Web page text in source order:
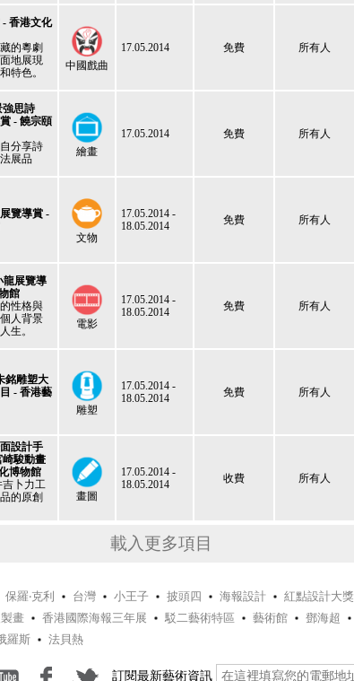
香港文化
的粵劇
地展現
特色。
中國戲曲
17.05.2014 免費 所有人
思詩
- 饒宗頤
分享詩
展品
繪畫
17.05.2014 免費 所有人
覽導賞 -
文物
17.05.2014 -
18.05.2014
免費 所有人
龍展覽導
館
性格與
人背景
生。
電影
17.05.2014 -
18.05.2014
免費 所有人
銘雕塑大
- 香港藝
雕塑
17.05.2014 -
18.05.2014
免費 所有人
設計手
崎駿動畫
博物館
吉卜力工
的原創
畫圖
17.05.2014 -
18.05.2014
收費 所有人
載入更多項目
保羅‧克利 台灣 小王子 披頭四 海報設計 紅點設計大獎
畫 香港國際海報三年展 駁二藝術特區 藝術館 鄧海超
羅斯 法貝熱
訂閱最新藝術資訊